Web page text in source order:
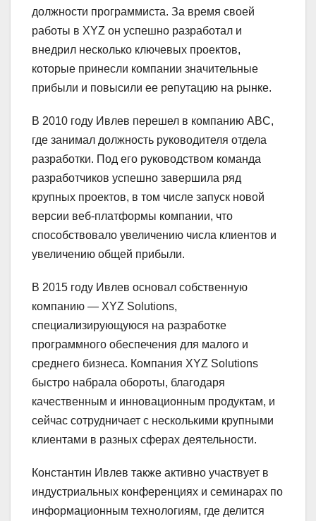
должности программиста. За время своей
работы в XYZ он успешно разработал и
внедрил несколько ключевых проектов,
которые принесли компании значительные
прибыли и повысили ее репутацию на рынке.
В 2010 году Ивлев перешел в компанию ABC,
где занимал должность руководителя отдела
разработки. Под его руководством команда
разработчиков успешно завершила ряд
крупных проектов, в том числе запуск новой
версии веб-платформы компании, что
способствовало увеличению числа клиентов и
увеличению общей прибыли.
В 2015 году Ивлев основал собственную
компанию — XYZ Solutions,
специализирующуюся на разработке
программного обеспечения для малого и
среднего бизнеса. Компания XYZ Solutions
быстро набрала обороты, благодаря
качественным и инновационным продуктам, и
сейчас сотрудничает с несколькими крупными
клиентами в разных сферах деятельности.
Константин Ивлев также активно участвует в
индустриальных конференциях и семинарах по
информационным технологиям, где делится